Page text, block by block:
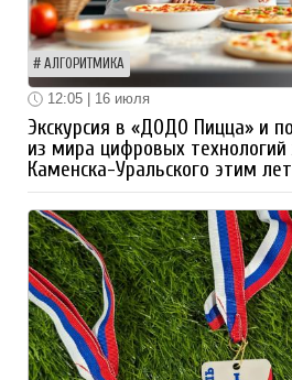
АЛГОРИТМИКА
12:05 | 16 июля
Экскурсия в «ДОДО Пицца» и
из мира цифровых
Каменска-Уральского этим